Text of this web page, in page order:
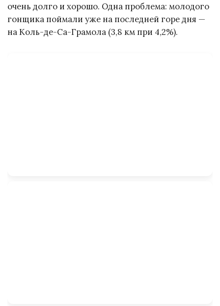
очень долго и хорошо. Одна проблема: молодого
гонщика поймали уже на последней горе дня —
на Коль-де-Са-Грамола (3,8 км при 4,2%).